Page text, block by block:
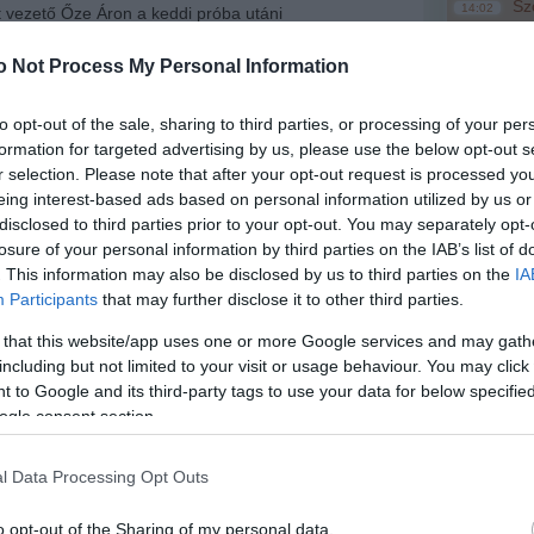
Not Process My Personal Information
opt-out of the sale, sharing to third parties, or processing of your
for targeted advertising by us, please use the below opt-out
selection. Please note that after your opt-out request is processed
interest-based ads based on personal information utilized by us
to third parties prior to your opt-out. You may separately
of your personal information by third parties on the IAB’s list of
This information may also be disclosed by us to third parties on the
Participants that may further disclose it to other third parties.
that this website/app uses one or more Google services and may
but not limited to your visit or usage behaviour. You may
to Google and its third-party tags to use your data for below
consent section.
Data Processing Opt Outs
opt-out of the Sharing of my personal data.
Őze Áron a keddi próba utáni
állított össze, a hölgyeknek szentelik, így a
többsége is a nőkről szól.
Neil Simon, Cy Coleman és Dorothy Fields zenés
Fellini Cabiria éjszakái című filmjének
a történet azonban a hatvanas évek New
által rendezett produkciót kettős szereposztásban,
illetve 26-án mutatja be a Magyar Színház, majd
csak ezt a musicalt játsszák.
januári "Broadway-blokkban" tér vissza a Vámpírok
előadásokkal együtt - ismertette az évadra
Őze Áron. Mint kiemelte, a Magyar Színház
tisztán zenés teátrummá, mert azt a sokszínű
szeretnék folytatni, amelyben többféle műfaj is
" - hangsúlyozta.
a Sweet Charity az első általa rendezett
14:02